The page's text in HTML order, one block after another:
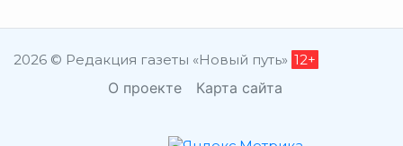
2026 © Редакция газеты «Новый путь» 12+
О проекте Карта сайта